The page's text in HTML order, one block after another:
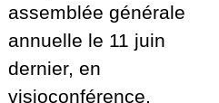
assemblée générale
annuelle le 11 juin
dernier, en
visioconférence,